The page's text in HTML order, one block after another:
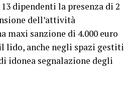
dipendenti la presenza di 2
dell’attività
maxi sanzione di 4.000 euro
lido, anche negli spazi gestiti
idonea segnalazione degli